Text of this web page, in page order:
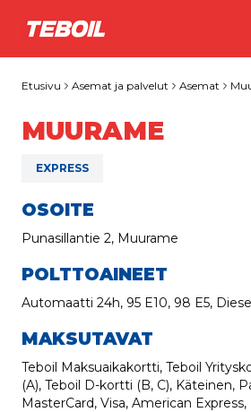
Siirry pääsisältöön
Etusivu Asemat ja palvelut Asemat
MUURAME
EXPRESS
OSOITE
Punasillantie 2, Muurame
POLTTOAINEET
Automaatti 24h, 95 E10, 98 E5,
MAKSUTAVAT
Teboil Maksuaikakortti, Teboil
(A), Teboil D-kortti (B, C), Käteinen,
MasterCard, Visa, American Express,